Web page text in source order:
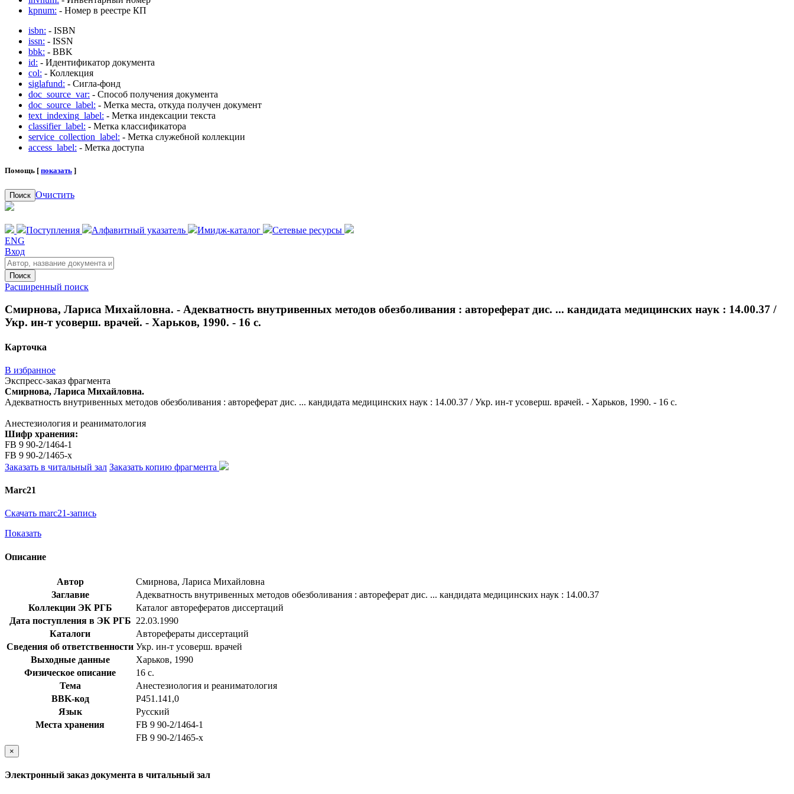
kpnum: - Номер в реестре КП
isbn: - ISBN
issn: - ISSN
bbk: - BBK
id: - Идентификатор документа
col: - Коллекция
siglafund: - Сигла-фонд
doc_source_var: - Способ получения документа
doc_source_label: - Метка места, откуда получен документ
text_indexing_label: - Метка индексации текста
classifier_label: - Метка классификатора
service_collection_label: - Метка служебной коллекции
access_label: - Метка доступа
Помощь [ показать ]
Поиск Очистить
Поступления Алфавитный указатель Имидж-каталог
Сетевые ресурсы
ENG
Вход
Поиск
Расширенный поиск
Смирнова, Лариса Михайловна. - Адекватность внутривенных методов обезболивания : автореферат дис. ... кандидата медицинских наук : 14.00.37 /
Укр. ин-т усоверш. врачей. - Харьков, 1990. - 16 с.
Карточка
В избранное
Экспресс-заказ фрагмента
Смирнова, Лариса Михайловна.
Адекватность внутривенных методов обезболивания : автореферат дис. ... кандидата медицинских наук : 14.00.37 / Укр. ин-т усоверш. врачей. - Харьков, 1990. - 16 с.
Анестезиология и реаниматология
Шифр хранения:
FB 9 90-2/1464-1
FB 9 90-2/1465-x
Заказать в читальный зал Заказать копию фрагмента
Marc21
Скачать marc21-запись
Показать
Описание
Автор
Смирнова, Лариса Михайловна
Заглавие
Адекватность внутривенных методов обезболивания : автореферат дис. ... кандидата медицинских наук : 14.00.37
Коллекции ЭК РГБ
Каталог авторефератов диссертаций
Дата поступления в ЭК РГБ 22.03.1990
Каталоги
Авторефераты диссертаций
Сведения об ответственности Укр. ин-т усоверш. врачей
Выходные данные
Харьков, 1990
Физическое описание
16 с.
Тема
Анестезиология и реаниматология
BBK-код
Р451.141,0
Язык
Русский
Места хранения
FB 9 90-2/1464-1
FB 9 90-2/1465-x
×
Электронный заказ документа в читальный зал